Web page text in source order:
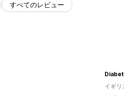
すべてのレビュー
イギリ